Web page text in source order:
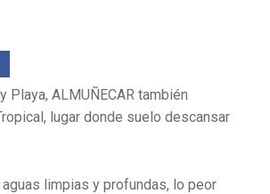
Playa, ALMUÑECAR también
lugar donde suelo descansar
aguas limpias y profundas, lo peor